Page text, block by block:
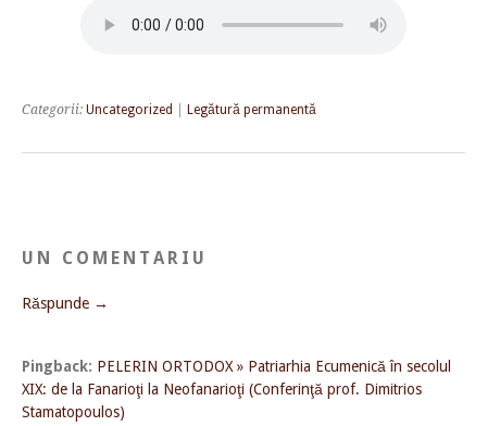
Categorii: Uncategorized Legătură permanentă
UN COMENTARIU
Răspunde →
Pingback: PELERIN ORTODOX » Patriarhia Ecumenică în secolul
XIX: de la Fanarioţi la Neofanarioţi (Conferinţă prof. Dimitrios
Stamatopoulos)